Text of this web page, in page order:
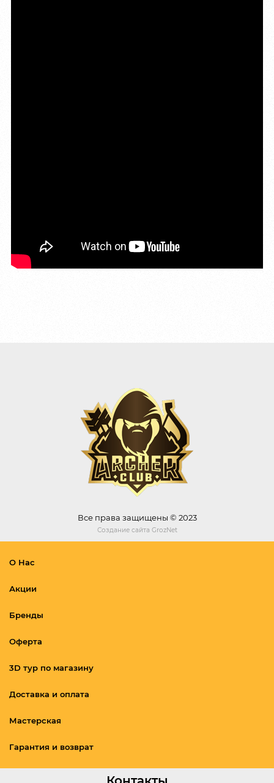
Все права защищены © 2023
Создание сайта GrozNet
О Нас
Акции
Бренды
Оферта
3D тур по магазину
Доставка и оплата
Мастерская
Гарантия и возврат